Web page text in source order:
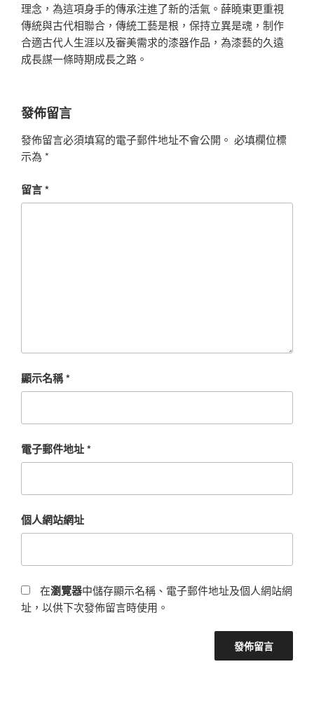
理念，為這項身手的傳承注進了新的活氣。薛曉東更重視
傳統與古代相聯合，傳統工藝是根，保持立異是魂，制作
合適古代人生涯以及審美需求的漆器作品，為漆藝的久遠
成長謀一條時期成長之路。
發佈留言
發佈留言必須填寫的電子郵件地址不會公開。 必填欄位標
示為 *
留言*
顯示名稱*
電子郵件地址*
個人網站網址
在瀏覽器中儲存顯示名稱、電子郵件地址及個人網站網
址，以供下次發佈留言時使用。